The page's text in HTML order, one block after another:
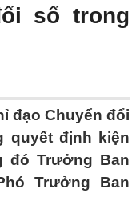
số trong
đạo Chuyển đổi
quyết định kiện
đó Trưởng Ban
Trưởng Ban